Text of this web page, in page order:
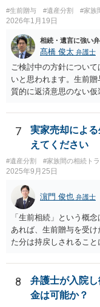
#生前贈与 #遺産分割 #家族
2026年1月19日
相続・遺言に強い
髙橋 俊太 弁護士
ご検討中の方針につい
いと思われます。生前
質的に返済意思のない
法として考えられるも
産を信託口に移し、受
・生存中はあなたの生
体へ と使途を厳格に指
与を大きく排除できま
に残し、余剰資金で受
相続財産とは別枠で、
因贈与 「介護・見守り
不履行なら無効にでき
除条件 慈善団体への寄
を設定。 などがあり得
7
実家売却によ
えてください
#遺産分割 #家族間の相続ト
2025年9月25日
濵門 俊也 弁護士
「生前相続」という概
あれば、生前贈与を受
た分は持戻しされること
8
弁護士が入院
金は可能か？